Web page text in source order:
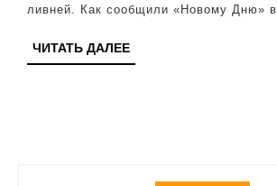
ливней. Как сообщили «Новому Дню» в
ЧИТАТЬ ДАЛЕЕЧИТАТЬ
ДАЛЕЕ